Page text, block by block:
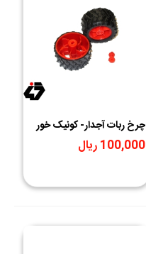
چرخ ربات آجدار- کونیک خور
100,000 ریال